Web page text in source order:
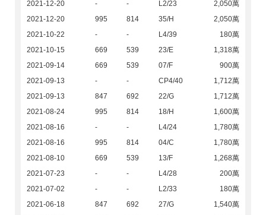
2021-12-20 - - L2/23
2,050萬
2021-12-20
995 814 35/H
2,050萬
2021-10-22
- - L4/39
180萬
2021-10-15
669 539 23/E
1,318萬
2021-09-14
669 539 07/F
900萬
2021-09-13
- - CP4/40
1,712萬
2021-09-13
847 692 22/G
1,712萬
2021-08-24
995 814 18/H
1,600萬
2021-08-16
- - L4/24
1,780萬
2021-08-16
995 814 04/C
1,780萬
2021-08-10
669 539 13/F
1,268萬
2021-07-23
- - L4/28
200萬
2021-07-02
- - L2/33
180萬
2021-06-18
847 692 27/G
1,540萬